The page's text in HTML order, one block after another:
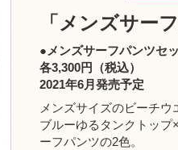
「メンズサー
●メンズサーフパンツセ
各3,300円（税込）
2021年6月発売予定
メンズサイズのビーチウ
ブルーゆるタンクトッ
ーフパンツの2色。